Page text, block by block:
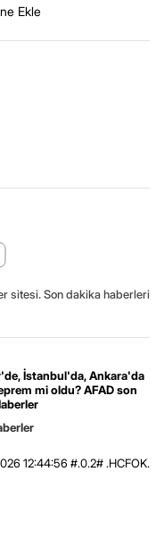
Ekle
sitesi. Son dakika haberleri
İstanbul'da, Ankara'da
mi oldu? AFAD son
12:44:56 #.0.2# .HCFOK.